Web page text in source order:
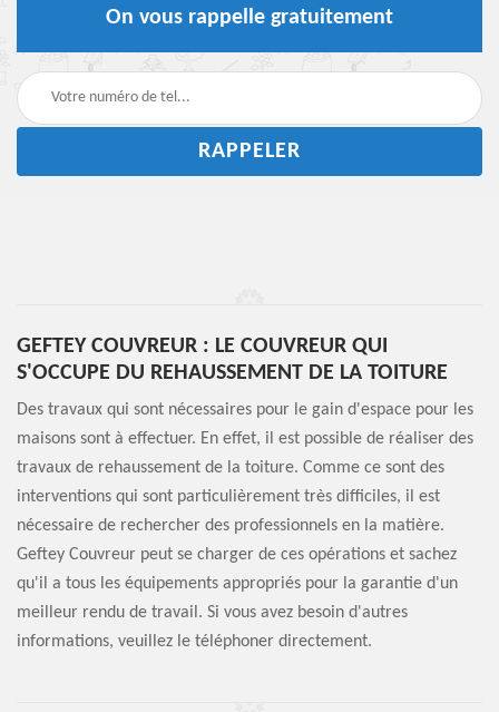
On vous rappelle gratuitement
GEFTEY COUVREUR : LE COUVREUR QUI
S'OCCUPE DU REHAUSSEMENT DE LA TOITURE
Des travaux qui sont nécessaires pour le gain d'espace pour les
maisons sont à effectuer. En effet, il est possible de réaliser des
travaux de rehaussement de la toiture. Comme ce sont des
interventions qui sont particulièrement très difficiles, il est
nécessaire de rechercher des professionnels en la matière.
Geftey Couvreur peut se charger de ces opérations et sachez
qu'il a tous les équipements appropriés pour la garantie d'un
meilleur rendu de travail. Si vous avez besoin d'autres
informations, veuillez le téléphoner directement.